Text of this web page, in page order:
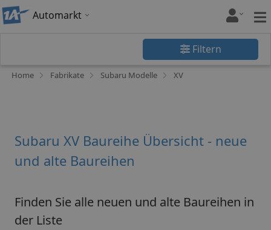
Automarkt
Filtern
Home Fabrikate Subaru Modelle XV
Subaru XV Baureihe Übersicht - neue
und alte Baureihen
Finden Sie alle neuen und alte Baureihen in
der Liste